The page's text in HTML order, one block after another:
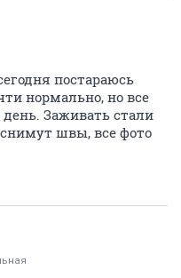
постараюсь
нормально, но все
Заживать стали
швы, все фото